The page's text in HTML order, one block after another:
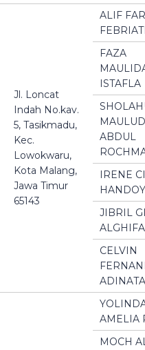
Jl. Loncat
Indah No.kav.
5, Tasikmadu,
Kec.
Lowokwaru,
Kota Malang,
Jawa Timur
65143
ALIF
FAZA
ISTAFLA
ABDUL
IRENE
JIBRIL
CELVIN
ADINATA
AMELIA
MOCH